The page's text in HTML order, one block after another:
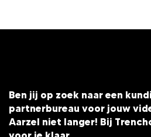
Ben jij op zoek naar een
partnerbureau voor jouw
Aarzel niet langer! Bij